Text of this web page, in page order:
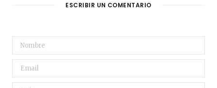
ESCRIBIR UN COMENTARIO